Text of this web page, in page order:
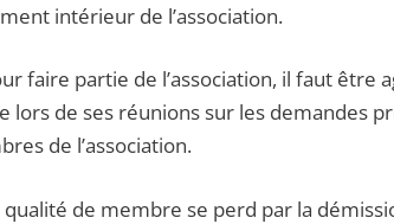
intérieur de l’association.
faire partie de l’association, il faut être
lors de ses réunions sur les demandes
de l’association.
qualité de membre se perd par la